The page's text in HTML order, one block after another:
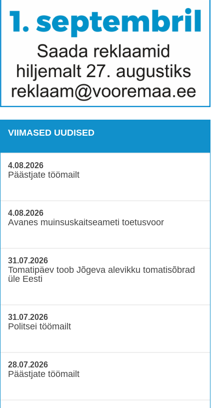
VIIMASED UUDISED
4.08.2026
Päästjate töömailt
4.08.2026
Avanes muinsuskaitseameti toetusvoor
31.07.2026
Tomatipäev toob Jõgeva alevikku tomatisõbrad
üle Eesti
31.07.2026
Politsei töömailt
28.07.2026
Päästjate töömailt